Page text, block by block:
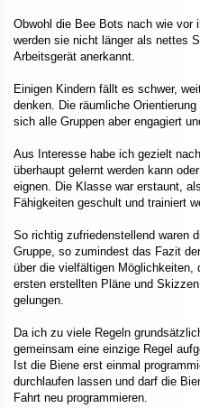
Obwohl die Bee Bots nach wie vor
werden sie nicht länger als nettes
Arbeitsgerät anerkannt.
Einigen Kindern fällt es schwer,
denken. Die räumliche
sich alle Gruppen aber engagiert
Aus Interesse habe ich gezielt
überhaupt gelernt werden kann
eignen. Die Klasse war erstaunt,
Fähigkeiten geschult und trainiert
So richtig zufriedenstellend waren
Gruppe, so zumindest das Fazit
über die vielfältigen
ersten erstellten Pläne und
gelungen.
Da ich zu viele Regeln
gemeinsam eine einzige Regel
Ist die Biene erst einmal
durchlaufen lassen und darf die
Fahrt neu programmieren.